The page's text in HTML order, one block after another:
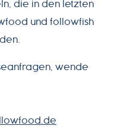
die in den letzten
und followfish
wende